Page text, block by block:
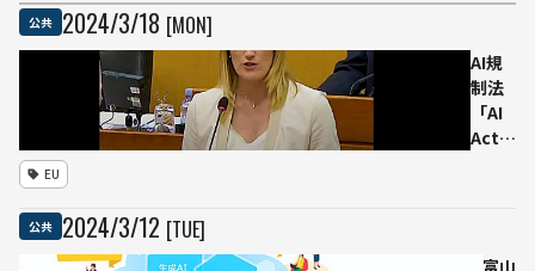
公共 2024/3/18 [MON]
AI規
制法
「AI
Act」
界初
EU
公共 2024/3/12 [TUE]
富山